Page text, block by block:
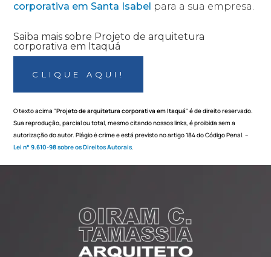
corporativa em Santa Isabel para a sua empresa.
Saiba mais sobre Projeto de arquitetura
corporativa em Itaquá
CLIQUE AQUI!
O texto acima "Projeto de arquitetura corporativa em Itaquá" é de direito reservado.
Sua reprodução, parcial ou total, mesmo citando nossos links, é proibida sem a
autorização do autor. Plágio é crime e está previsto no artigo 184 do Código Penal. –
Lei n° 9.610-98 sobre os Direitos Autorais.